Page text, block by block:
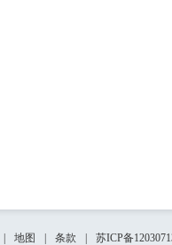
地图 条款 苏ICP备